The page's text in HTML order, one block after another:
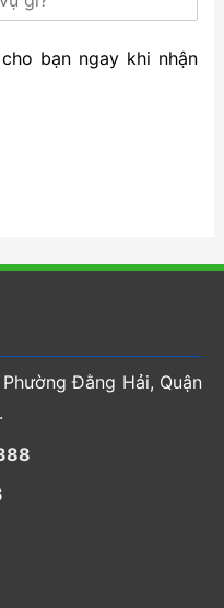
bạn ngay khi nhận
Đằng Hải, Quận